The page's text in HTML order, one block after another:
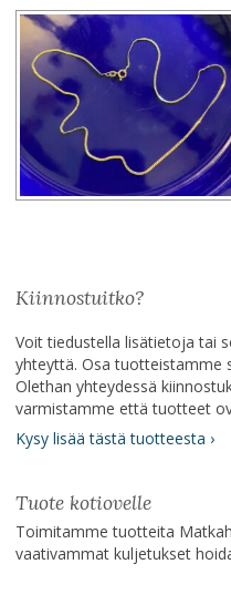
Kiinnostuitko?
Voit tiedustella lisätietoja tai
yhteyttä. Osa tuotteistamme
Olethan yhteydessä
varmistamme että tuotteet
Kysy lisää tästä tuotteesta ›
Tuote kotiovelle
Toimitamme tuotteita
vaativammat kuljetukset